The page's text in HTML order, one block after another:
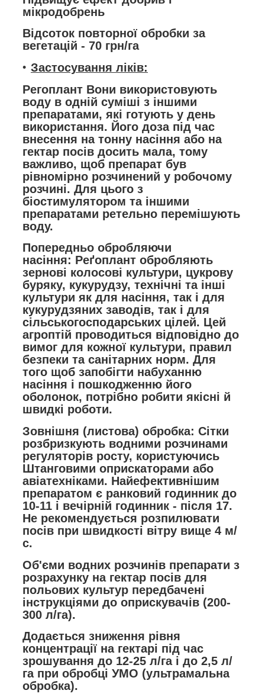
мікродобрень
Відсоток повторної обробки за
вегетацій - 70 грн/га
Застосування ліків:
Регоплант Вони використовують
воду в одній суміші з іншими
препаратами, які готують у день
використання. Його доза під час
внесення на тонну насіння або на
гектар посів досить мала, тому
важливо, щоб препарат був
рівномірно розчинений у робочому
розчині. Для цього з
біостимулятором та іншими
препаратами ретельно перемішують
воду.
Попередньо обробляючи
насіння: Реґоплант обробляють
зернові колосові культури, цукрову
буряку, кукурудзу, технічні та інші
культури як для насіння, так і для
кукурудзяних заводів, так і для
сільськогосподарських цілей. Цей
агроптій проводиться відповідно до
вимог для кожної культури, правил
безпеки та санітарних норм. Для
того щоб запобігти набуханню
насіння і пошкодженню його
оболонок, потрібно робити якісні й
швидкі роботи.
Зовнішня (листова) обробка: Сітки
розбризкують водними розчинами
регуляторів росту, користуючись
Штанговими оприскаторами або
авіатехніками. Найефективнішим
препаратом є ранковий годинник до
10-11 і вечірній годинник - після 17.
Не рекомендується розпилювати
посів при швидкості вітру вище 4 м/
с.
Об'єми водних розчинів препарати з
розрахунку на гектар посів для
польових культур передбачені
інструкціями до оприскувачів (200-
300 л/га).
Додається зниження рівня
концентрації на гектарі під час
зрошування до 12-25 л/га і до 2,5 л/
га при обробці УМО (ультрамальна
обробка).